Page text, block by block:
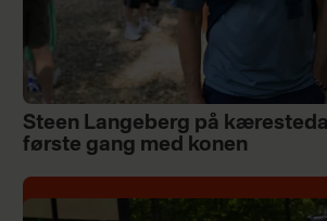
Steen Langeberg på
første gang med konen